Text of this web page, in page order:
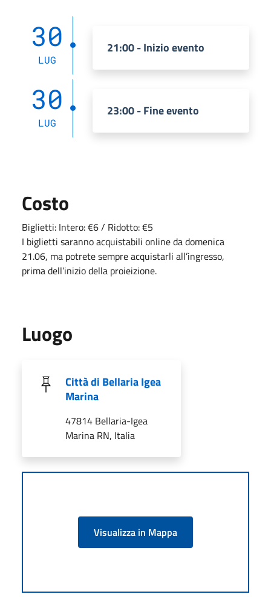
30
LUG
21:00 - Inizio evento
30
LUG
23:00 - Fine evento
Costo
Biglietti: Intero: €6 / Ridotto: €5
I biglietti saranno acquistabili online da domenica
21.06, ma potrete sempre acquistarli all’ingresso,
prima dell’inizio della proieizione.
Luogo
Città di Bellaria Igea
Marina
47814 Bellaria-Igea
Marina RN, Italia
Visualizza in Mappa